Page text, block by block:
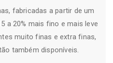
fabricadas a partir de um
a 20% mais fino e mais leve
muito finas e extra finas,
também disponíveis.